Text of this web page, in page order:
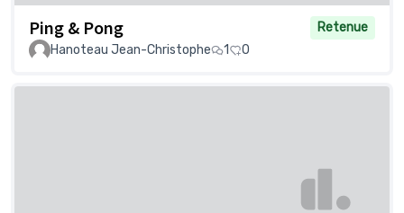
Ping & Pong
Retenue
Hanoteau Jean-Christophe
1 0